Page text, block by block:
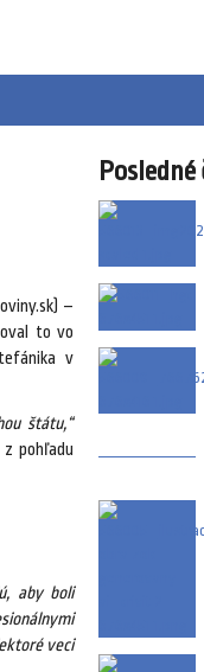
–
to vo
v
štátu,“
pohľadu
aby boli
veci